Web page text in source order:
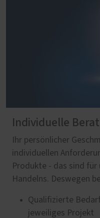
Individuelle
Ihr persönlicher
individuellen
Produkte - das sind
Handelns. Deswegen
Qualifizierte
jeweiliges Projekt